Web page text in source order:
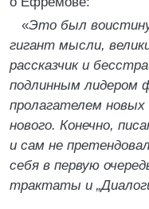
«Это был
гигант мысли,
рассказчик и
подлинным лидером
пролагателем
нового. Конечно,
и сам не
себя в первую
трактаты и